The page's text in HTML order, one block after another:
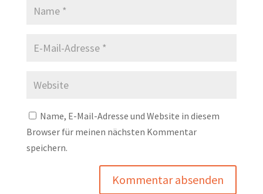
Name, E-Mail-Adresse und Website in diesem
Browser für meinen nächsten Kommentar
speichern.